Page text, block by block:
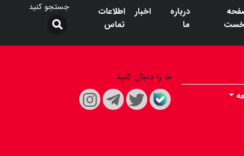
درباره
ما
اخبار
اطلاعات
تماس
ما را دنبال کنید